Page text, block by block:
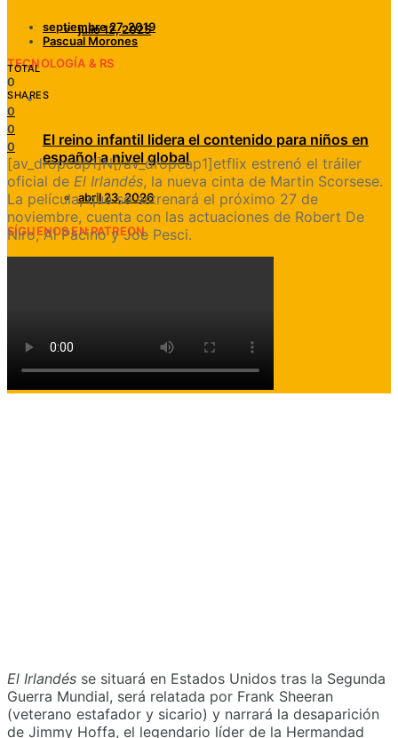
julio 12, 2025
TECNOLOGÍA & RS
El reino infantil lidera el contenido para niños en
español a nivel global
abril 23, 2026
SÍGUENOS EN PATREON
septiembre 27, 2019
Pascual Morones
TOTAL
0
SHARES
0
0
0
[av_dropcap1]N[/av_dropcap1]etflix estrenó el tráiler
oficial de El Irlandés, la nueva cinta de Martin Scorsese.
La película, que se estrenará el próximo 27 de
noviembre, cuenta con las actuaciones de Robert De
Niro, Al Pacino y Joe Pesci.
El Irlandés se situará en Estados Unidos tras la Segunda
Guerra Mundial, será relatada por Frank Sheeran
(veterano estafador y sicario) y narrará la desaparición
de Jimmy Hoffa, el legendario líder de la Hermandad